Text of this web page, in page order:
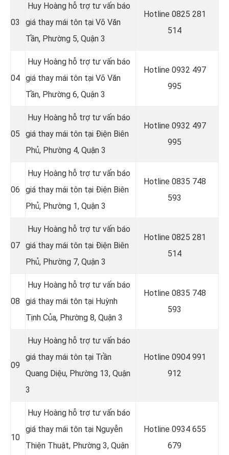
03
Huy Hoàng hỗ trợ tư vấn báo
giá thay mái tôn tại Võ Văn
Tần, Phường 5, Quận 3
Hotline 0825 281
514
04
Huy Hoàng hỗ trợ tư vấn báo
giá thay mái tôn tại Võ Văn
Tần, Phường 6, Quận 3
Hotline 0932 497
995
05
Huy Hoàng hỗ trợ tư vấn báo
giá thay mái tôn tại Điện Biên
Phủ, Phường 4, Quận 3
Hotline 0932 497
995
06
Huy Hoàng hỗ trợ tư vấn báo
giá thay mái tôn tại Điện Biên
Phủ, Phường 1, Quận 3
Hotline 0835 748
593
07
Huy Hoàng hỗ trợ tư vấn báo
giá thay mái tôn tại Điện Biên
Phủ, Phường 7, Quận 3
Hotline 0825 281
514
08
Huy Hoàng hỗ trợ tư vấn báo
giá thay mái tôn tại Huỳnh
Tịnh Của, Phường 8, Quận 3
Hotline 0835 748
593
09
Huy Hoàng hỗ trợ tư vấn báo
giá thay mái tôn tại Trần
Quang Diệu, Phường 13, Quận
3
Hotline 0904 991
912
10
Huy Hoàng hỗ trợ tư vấn báo
giá thay mái tôn tại Nguyễn
Thiện Thuật, Phường 3, Quận
Hotline 0934 655
679